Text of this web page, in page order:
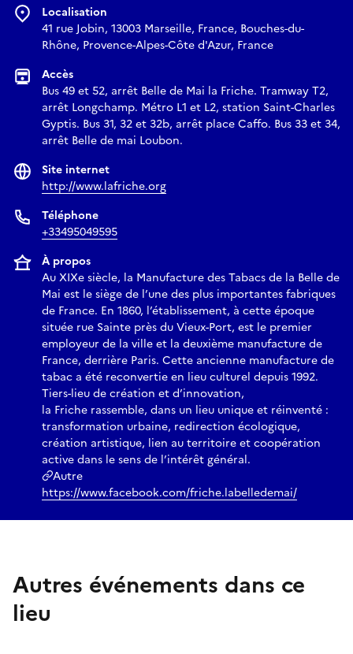
Les 19 et 20 septembre à 10h30 et 14h00
Médiation : Ilona Carmona
Durée : 1h30
E-mail
publics@chroniques.org
Événement référencé dans le pass Culture
Localisation
41 rue Jobin, 13003 Marseille, France, Bouches-du-
Rhône, Provence-Alpes-Côte d'Azur, France
Accès
Bus 49 et 52, arrêt Belle de Mai la Friche. Tramway T2,
arrêt Longchamp. Métro L1 et L2, station Saint-Charles
Gyptis. Bus 31, 32 et 32b, arrêt place Caffo. Bus 33 et 34,
arrêt Belle de mai Loubon.
Site internet
http://www.lafriche.org
Téléphone
+33495049595
À propos
Au XIXe siècle, la Manufacture des Tabacs de la Belle de
Mai est le siège de l’une des plus importantes fabriques
de France. En 1860, l’établissement, à cette époque
située rue Sainte près du Vieux-Port, est le premier
employeur de la ville et la deuxième manufacture de
France, derrière Paris. Cette ancienne manufacture de
tabac a été reconvertie en lieu culturel depuis 1992.
Tiers-lieu de création et d’innovation,
la Friche rassemble, dans un lieu unique et réinventé :
transformation urbaine, redirection écologique,
création artistique, lien au territoire et coopération
active dans le sens de l’intérêt général.
Autre
https://www.facebook.com/friche.labelledemai/
Autres événements dans ce
lieu